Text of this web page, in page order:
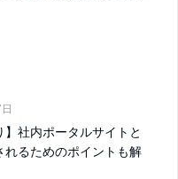
】社内ポータルサイトと
れるためのポイントも解